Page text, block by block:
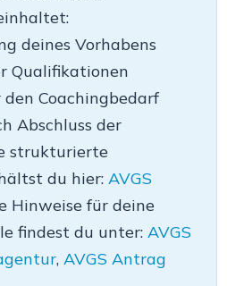
deines Vorhabens
Qualifikationen
Coachingbedarf
Abschluss der
strukturierte
du hier: AVGS
Hinweise für deine
findest du unter: AVGS
, AVGS Antrag